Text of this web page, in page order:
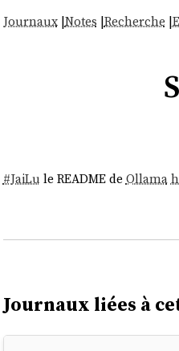
Journaux|Notes |Recherche |
#JaiLu le README de Ollama
Journaux liées à